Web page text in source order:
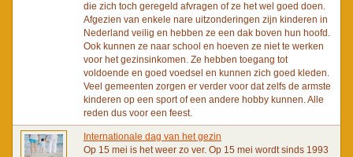
die zich toch geregeld afvragen of ze het wel goed doen.
Afgezien van enkele nare uitzonderingen zijn kinderen in
Nederland veilig en hebben ze een dak boven hun hoofd.
Ook kunnen ze naar school en hoeven ze niet te werken
voor het gezinsinkomen. Ze hebben toegang tot
voldoende en goed voedsel en kunnen zich goed kleden.
Veel gemeenten zorgen er verder voor dat zelfs de armste
kinderen op een sport of een andere hobby kunnen. Alle
reden dus voor een feest.
Internationale dag van het gezin
Op 15 mei is het weer zo ver. Op 15 mei wordt sinds 1993